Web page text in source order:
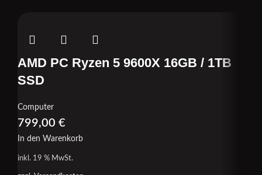
AMD PC Ryzen 5 9600X 16GB / 1TB
SSD
Computer
799,00 €
In den Warenkorb
inkl. 19 % MwSt.